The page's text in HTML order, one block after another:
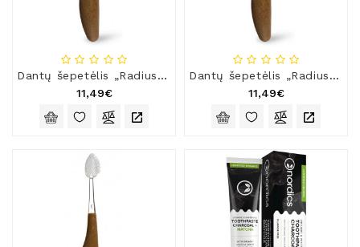
Kvapai
Aliejai
Dantų šepetėlis „Radius Source“ labai minkštais šereliais
11,49€
Dantų šepetėlis „Radius Source“ minkštais šereliais
11,49€